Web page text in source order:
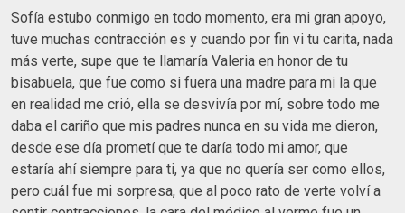
Sofía estubo conmigo en todo momento, era mi gran apoyo,
tuve muchas contracción es y cuando por fin vi tu carita, nada
más verte, supe que te llamaría Valeria en honor de tu
bisabuela, que fue como si fuera una madre para mi la que
en realidad me crió, ella se desvivía por mí, sobre todo me
daba el cariño que mis padres nunca en su vida me dieron,
desde ese día prometí que te daría todo mi amor, que
estaría ahí siempre para ti, ya que no quería ser como ellos,
pero cuál fue mi sorpresa, que al poco rato de verte volví a